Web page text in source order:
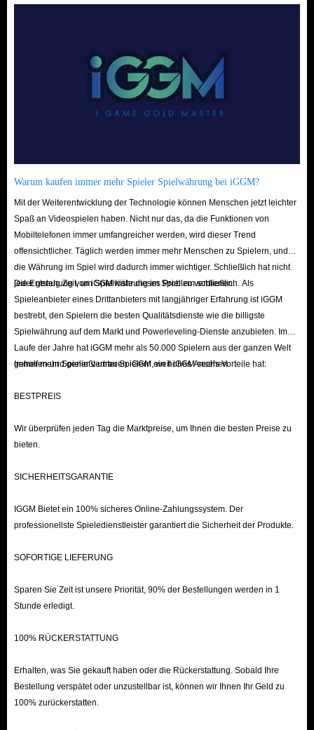
Warum kaufen immer mehr Spieler Spielwährung bei iGGM?
Mit der Weiterentwicklung der Technologie können Menschen jetzt leichter
Spaß an Videospielen haben. Nicht nur das, da die Funktionen von
Mobiltelefonen immer umfangreicher werden, wird dieser Trend
offensichtlicher. Täglich werden immer mehr Menschen zu Spielern, und
die Währung im Spiel wird dadurch immer wichtiger. Schließlich hat nicht
jeder genug Zeit, um Spielwährung im Spiel zu verdienen.
Die Entstehung von iGGM löste dieses Problem schließlich. Als
Spieleanbieter eines Drittanbieters mit langjähriger Erfahrung ist iGGM
bestrebt, den Spielern die besten Qualitätsdienste wie die billigste
Spielwährung auf dem Markt und Powerleveling-Dienste anzubieten. Im
Laufe der Jahre hat iGGM mehr als 50.000 Spielern aus der ganzen Welt
geholfen und genießt unter Spielern ein hohes Ansehen.
Immer mehr Spieler vertrauen iGGM, weil iGGM sechs Vorteile hat:
BESTPREIS
Wir überprüfen jeden Tag die Marktpreise, um Ihnen die besten Preise zu
bieten.
SICHERHEITSGARANTIE
IGGM Bietet ein 100% sicheres Online-Zahlungssystem. Der
professionellste Spieledienstleister garantiert die Sicherheit der Produkte.
SOFORTIGE LIEFERUNG
Sparen Sie Zeit ist unsere Priorität, 90% der Bestellungen werden in 1
Stunde erledigt.
100% RÜCKERSTATTUNG
Erhalten, was Sie gekauft haben oder die Rückerstattung. Sobald Ihre
Bestellung verspätet oder unzustellbar ist, können wir Ihnen Ihr Geld zu
100% zurückerstatten.